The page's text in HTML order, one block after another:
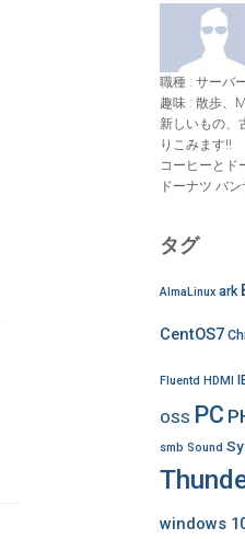
職種 : サーバ
趣味 : 散歩、
新しいもの、
りこみます!!
コーヒーとド
ドーナツ バン
タグ
AlmaLinux ark
CentOS7
Fluentd HDMI
OSS PC
smb Sound
windows